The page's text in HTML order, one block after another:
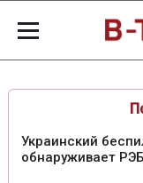
Украинский
обнаруживает